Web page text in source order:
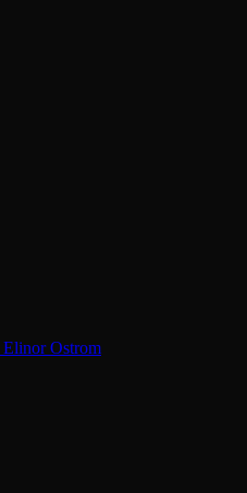
Elinor Ostrom